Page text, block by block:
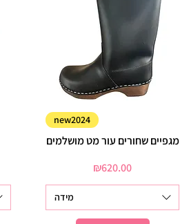
Quick View
new2024
מגפיים שחורים עור מט מושלמים
Price
₪620.00
מידה